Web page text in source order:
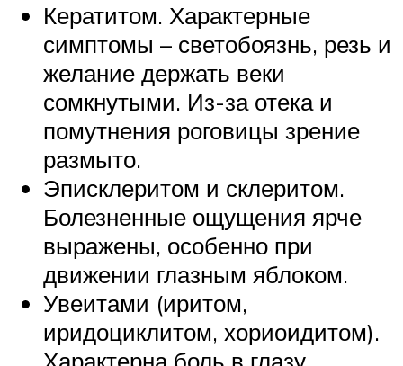
Кератитом. Характерные
симптомы – светобоязнь, резь и
желание держать веки
сомкнутыми. Из-за отека и
помутнения роговицы зрение
размыто.
Эписклеритом и склеритом.
Болезненные ощущения ярче
выражены, особенно при
движении глазным яблоком.
Увеитами (иритом,
иридоциклитом, хориоидитом).